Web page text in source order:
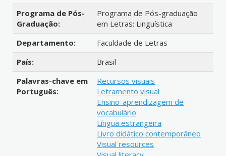
Programa de Pós-
Graduação:
Programa de Pós-graduação
em Letras: Linguística
Departamento:
Faculdade de Letras
País:
Brasil
Palavras-chave em
Português:
Recursos visuais
Letramento visual
Ensino-aprendizagem de
vocabulário
Língua estrangeira
Livro didático contemporâneo
Visual resources